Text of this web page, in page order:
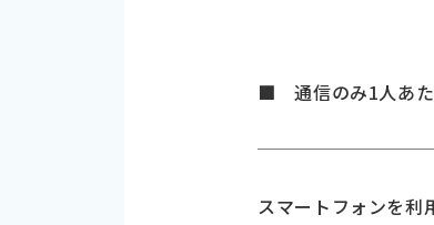
■ 通信のみ1人あた
スマートフォンを